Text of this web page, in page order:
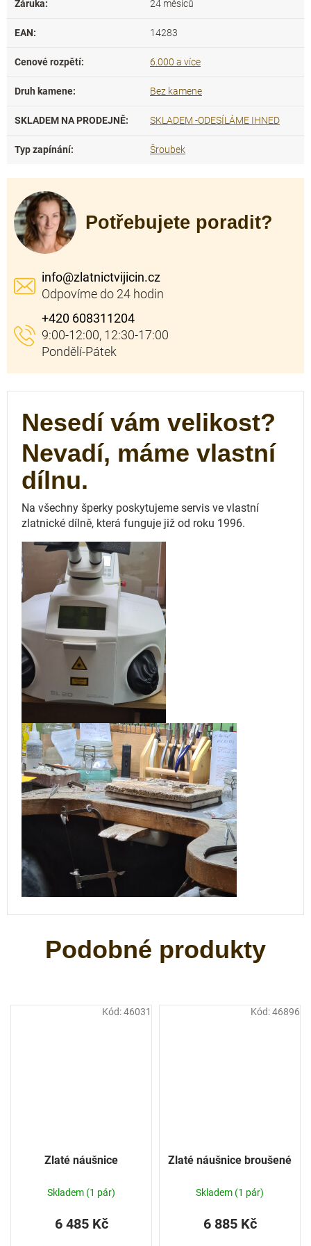
Záruka: 24 měsíců
EAN: 14283
Cenové rozpětí: 6.000 a více
Druh kamene: Bez kamene
SKLADEM NA PRODEJNĚ: SKLADEM -ODESÍLÁME IHNED
Typ zapínání: Šroubek
Potřebujete poradit?
info@zlatnictvijicin.cz
+420 608311204
Zlaté náušnice
Skladem (1 pár)
6 485 Kč
Kód:46031
Zlaté náušnice broušené
Skladem (1 pár)
6 885 Kč
Kód:46896
Nesedí vám velikost?
Nevadí, máme vlastní
dílnu.
Na všechny šperky poskytujeme servis ve vlastní
zlatnické dílně, která funguje již od roku 1996.